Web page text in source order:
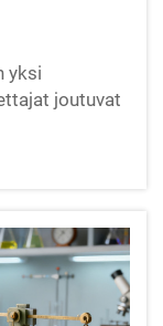
yksi
joutuvat
vaativat